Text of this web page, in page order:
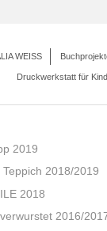
WEISS
Druckwerkstatt für
2019
Teppich 2018/2019
2018
2016/